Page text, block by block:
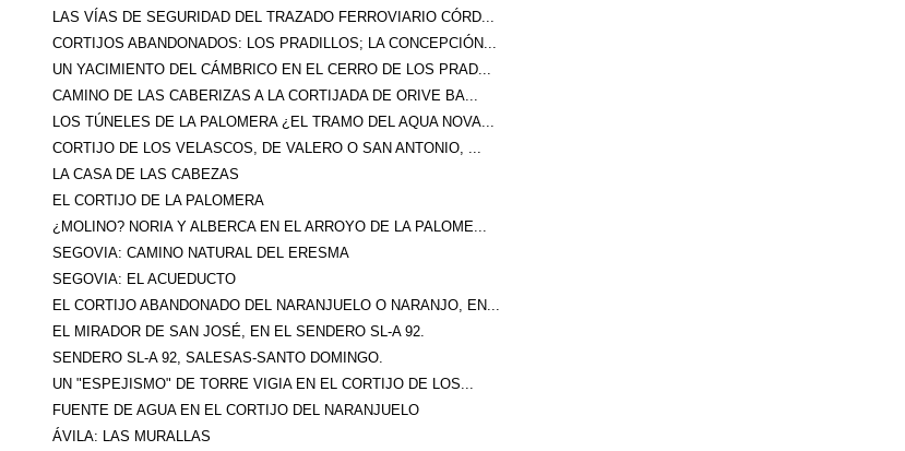
LAS VÍAS DE SEGURIDAD DEL TRAZADO FERROVIARIO CÓRD...
CORTIJOS ABANDONADOS: LOS PRADILLOS; LA CONCEPCIÓN...
UN YACIMIENTO DEL CÁMBRICO EN EL CERRO DE LOS PRAD...
CAMINO DE LAS CABERIZAS A LA CORTIJADA DE ORIVE BA...
LOS TÚNELES DE LA PALOMERA ¿EL TRAMO DEL AQUA NOVA...
CORTIJO DE LOS VELASCOS, DE VALERO O SAN ANTONIO, ...
LA CASA DE LAS CABEZAS
EL CORTIJO DE LA PALOMERA
¿MOLINO? NORIA Y ALBERCA EN EL ARROYO DE LA PALOME...
SEGOVIA: CAMINO NATURAL DEL ERESMA
SEGOVIA: EL ACUEDUCTO
EL CORTIJO ABANDONADO DEL NARANJUELO O NARANJO, EN...
EL MIRADOR DE SAN JOSÉ, EN EL SENDERO SL-A 92.
SENDERO SL-A 92, SALESAS-SANTO DOMINGO.
UN "ESPEJISMO" DE TORRE VIGIA EN EL CORTIJO DE LOS...
FUENTE DE AGUA EN EL CORTIJO DEL NARANJUELO
ÁVILA: LAS MURALLAS